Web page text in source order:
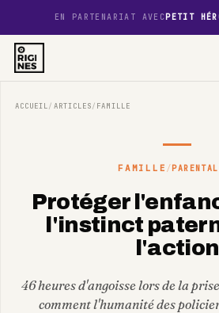
EN PARTENARIAT AVECPETIT
ACCUEIL / ARTICLES / FAMILLE
FAMILLE /
Protéger
l'instinct
l'action
46 heures d'angoisse lors de la
comment l'humanité des